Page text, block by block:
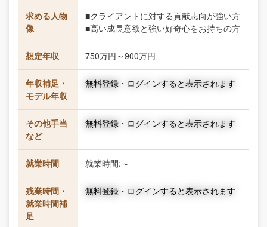
求める人物
像
■クライアントに対する貢献志向が強い方
■高い成長意欲と強い好奇心をお持ちの方
想定年収 750万円～900万円
年収補足・
モデル年収
無料登録・ログインすると表示されます
その他手当
など
無料登録・ログインすると表示されます
就業時間 就業時間:～
残業時間・
就業時間補
足
無料登録・ログインすると表示されます